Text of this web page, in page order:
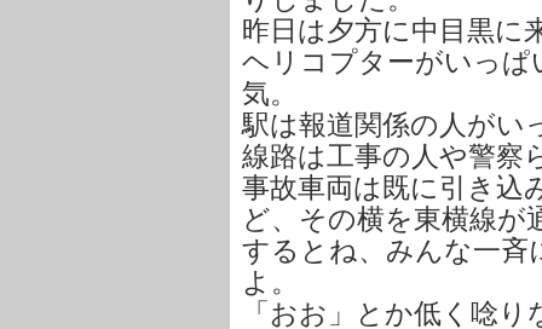
昨日は夕方に中目黒に
ヘリコプターがいっぱ
気。
駅は報道関係の人がい
線路は工事の人や警察
事故車両は既に引き込
ど、その横を東横線が
するとね、みんな一斉
よ。
「おお」とか低く唸り